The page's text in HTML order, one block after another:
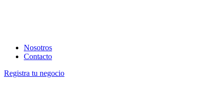
Nosotros
Contacto
Registra tu negocio